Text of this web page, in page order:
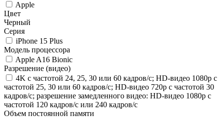
Apple
Цвет
Черный
Серия
iPhone 15 Plus
Модель процессора
Apple A16 Bionic
Разрешение (видео)
4K с частотой 24, 25, 30 или 60 кадров/ с; HD-видео 1080p с
частотой 25, 30 или 60 кадров/ с; HD-видео 720p с частотой 30
кадров/ с; разрешение замедленного видео: HD-видео 1080р c
частотой 120 кадров/ с или 240 кадров/ с
Объем постоянной памяти